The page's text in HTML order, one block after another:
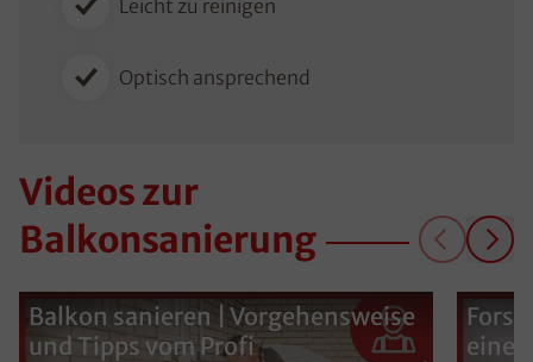
Leicht zu reinigen
Optisch ansprechend
Videos zur
Balkonsanierung
Balkon sanieren | Vorgehensweise
und Tipps vom Profi
eine